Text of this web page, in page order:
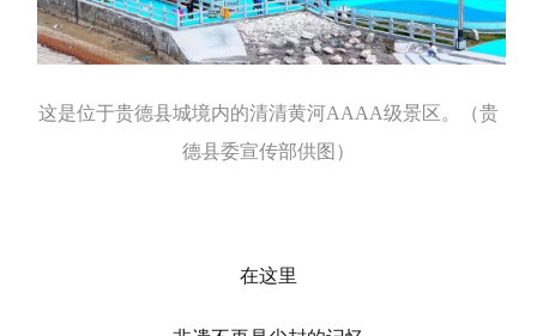
这是位于贵德县城境内的清清黄河AAAA级景区。（贵
德县委宣传部供图）
在这里